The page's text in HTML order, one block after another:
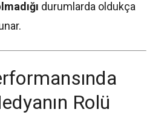
durumlarda oldukça
Rolü